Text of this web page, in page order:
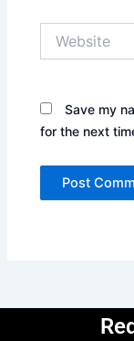
Save my
for the next